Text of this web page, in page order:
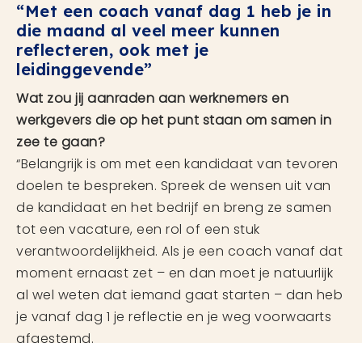
“Met een coach vanaf dag 1 heb je in
die maand al veel meer kunnen
reflecteren, ook met je
leidinggevende”
Wat zou jij aanraden aan werknemers en
werkgevers die op het punt staan om samen in
zee te gaan?
“Belangrijk is om met een kandidaat van tevoren
doelen te bespreken. Spreek de wensen uit van
de kandidaat en het bedrijf en breng ze samen
tot een vacature, een rol of een stuk
verantwoordelijkheid. Als je een coach vanaf dat
moment ernaast zet – en dan moet je natuurlijk
al wel weten dat iemand gaat starten – dan heb
je vanaf dag 1 je reflectie en je weg voorwaarts
afgestemd.